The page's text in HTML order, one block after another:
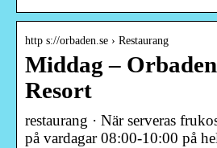
http s://orbaden.se › Restaurang
Middag –
Resort
restaurang · När serveras
på vardagar 08:00-10:00 på